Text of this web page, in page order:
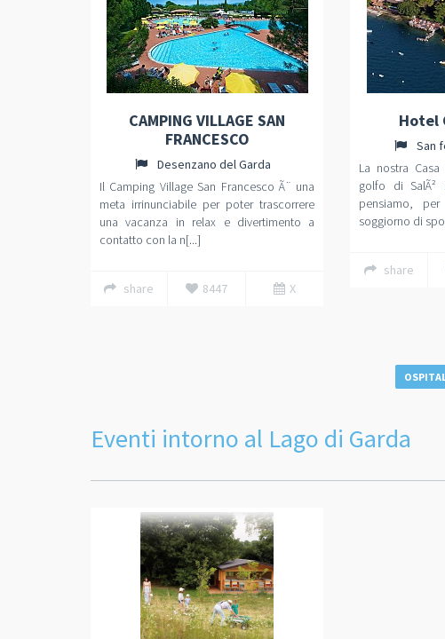
CAMPING VILLAGE SAN
FRANCESCO
Desenzano del Garda
Il Camping Village San Francesco Ã¨ una
meta irrinunciabile per poter trascorrere
una vacanza in relax e divertimento a
contatto con la n[...]
share 8447 X
Hotel
San
La nostra
golfo di SalÃ²
pensiamo,
soggiorno di
share
Eventi intorno al Lago di Garda